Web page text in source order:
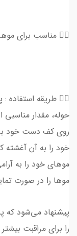
👈🏻 مناسب برای
👈🏻 طريقه
حوله، مقدار مناسبی
روی کف دست خود
خود را به آن
موهای خود را به
موها را در صورت
پیشنهاد می‌شود که
را برای مراقبت